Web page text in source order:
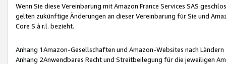
Wenn Sie diese Vereinbarung mit Amazon France Services SAS
gelten zukünftige Änderungen an dieser Vereinbarung für Sie und
Core S.à r.l. bezieht.
Anhang 1Amazon-Gesellschaften und Amazon-Websites nach Ländern
Anhang 2Anwendbares Recht und Streitbeilegung für die jeweiligen